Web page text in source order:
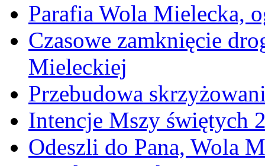
Parafia Wola Mielecka,
Czasowe zamknięcie
Mieleckiej
Przebudowa
Intencje Mszy świętych
Odeszli do Pana, Wola